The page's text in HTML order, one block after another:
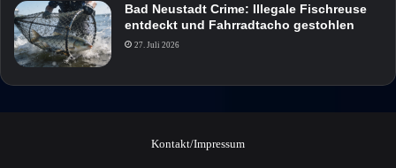
Bad Neustadt Crime: Illegale Fischreuse
entdeckt und Fahrradtacho gestohlen
27. Juli 2026
Kontakt/Impressum